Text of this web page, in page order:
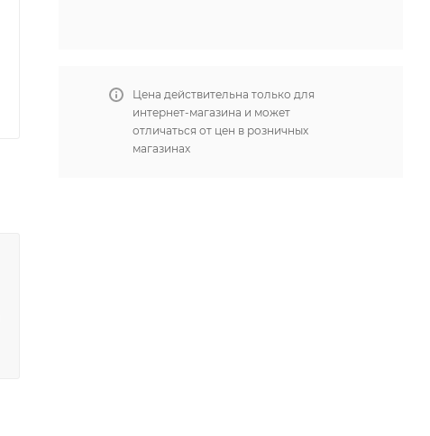
Цена действительна только для
интернет-магазина и может
отличаться от цен в розничных
магазинах